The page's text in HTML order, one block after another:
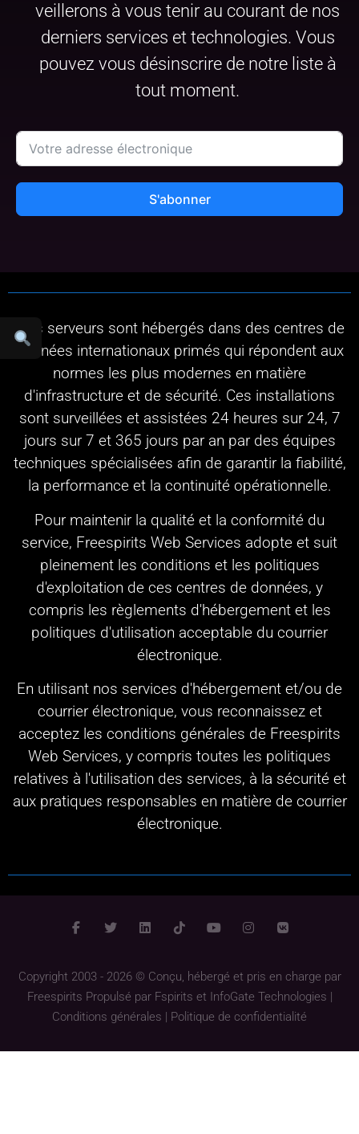
veillerons à vous tenir au courant de nos
derniers services et technologies. Vous
pouvez vous désinscrire de notre liste à
tout moment.
S'abonner
Nos serveurs sont hébergés dans des centres de
données internationaux primés qui répondent aux
normes les plus modernes en matière
d'infrastructure et de sécurité. Ces installations
sont surveillées et assistées 24 heures sur 24, 7
jours sur 7 et 365 jours par an par des équipes
techniques spécialisées afin de garantir la fiabilité,
la performance et la continuité opérationnelle.
Pour maintenir la qualité et la conformité du
service, Freespirits Web Services adopte et suit
pleinement les conditions et les politiques
d'exploitation de ces centres de données, y
compris les règlements d'hébergement et les
politiques d'utilisation acceptable du courrier
électronique.
En utilisant nos services d'hébergement et/ou de
courrier électronique, vous reconnaissez et
acceptez les conditions générales de Freespirits
Web Services, y compris toutes les politiques
relatives à l'utilisation des services, à la sécurité et
aux pratiques responsables en matière de courrier
électronique.
Copyright 2003 - 2026 © Conçu, hébergé et pris en charge par
Freespirits Propulsé par Fspirits et InfoGate Technologies
Conditions générales
Politique de confidentialité